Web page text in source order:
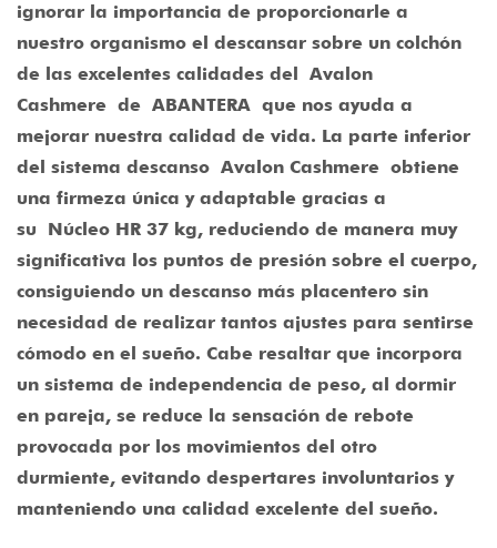
ignorar la importancia de proporcionarle a
nuestro organismo el descansar sobre un colchón
de las excelentes calidades del Avalon
Cashmere de ABANTERA que nos ayuda a
mejorar nuestra calidad de vida. La parte inferior
del sistema descanso Avalon Cashmere obtiene
una firmeza única y adaptable gracias a
su Núcleo HR 37 kg, reduciendo de manera muy
significativa los puntos de presión sobre el cuerpo,
consiguiendo un descanso más placentero sin
necesidad de realizar tantos ajustes para sentirse
cómodo en el sueño. Cabe resaltar que incorpora
un sistema de independencia de peso, al dormir
en pareja, se reduce la sensación de rebote
provocada por los movimientos del otro
durmiente, evitando despertares involuntarios y
manteniendo una calidad excelente del sueño.